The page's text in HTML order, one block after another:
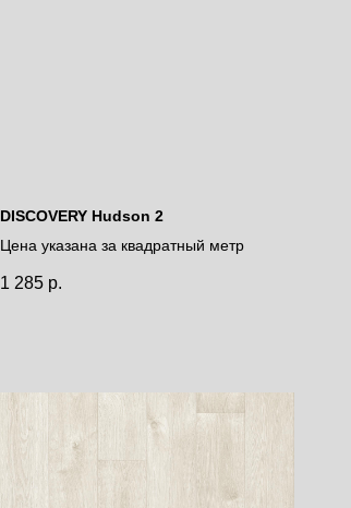
DISCOVERY Hudson 2
Цена указана за квадратный метр
1 285 р.